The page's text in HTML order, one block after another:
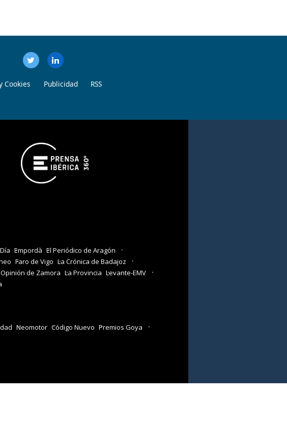
Cookies Publicidad RSS
Empordà El Periódico de Aragón
Faro de Vigo La Crónica de Badajoz
de Zamora La Provincia Levante-EMV
Neomotor Código Nuevo Premios Goya